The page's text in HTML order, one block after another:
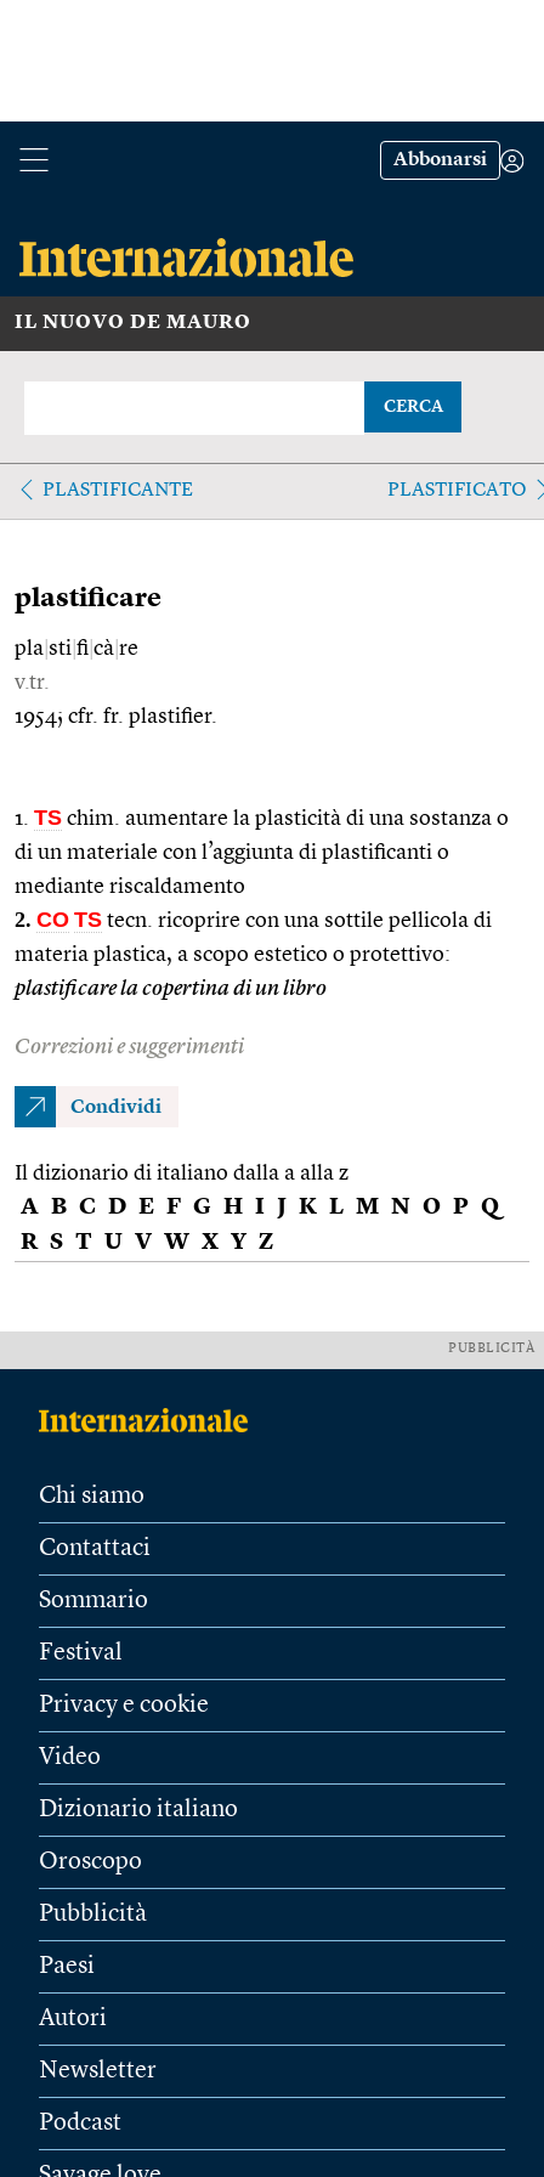
Abbonarsi
IL NUOVO DE MAURO
CERCA
PLASTIFICANTE PLASTIFICATO
plastificare
pla sti fi cà re
v.tr.
1954; cfr. fr. plastifier.
1. TS chim. aumentare la plasticità di una sostanza o
di un materiale con l’aggiunta di plastificanti o
mediante riscaldamento
2. CO TS tecn. ricoprire con una sottile pellicola di
materia plastica, a scopo estetico o protettivo:
plastificare la copertina di un libro
Correzioni e suggerimenti
Condividi
Il dizionario di italiano dalla a alla z
A B C D E F G H I J K L M N O P Q
R S T U V W X Y Z
PUBBLICITÀ
Chi siamo
Contattaci
Sommario
Festival
Privacy e cookie
Video
Dizionario italiano
Oroscopo
Pubblicità
Paesi
Autori
Newsletter
Podcast